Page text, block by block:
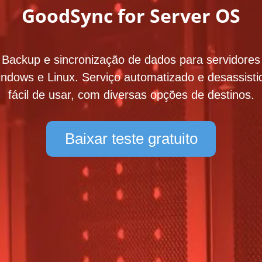
GoodSync for Server OS
Backup e sincronização de dados para servidores
e Linux. Serviço automatizado e
fácil de usar, com diversas opções de destinos.
Baixar teste gratuito